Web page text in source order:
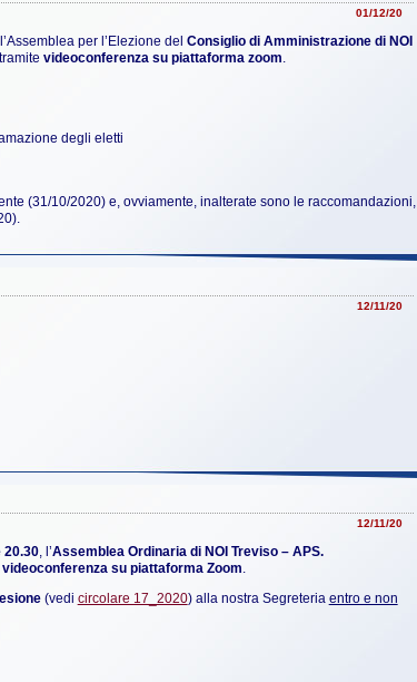
01/12/20
per l’Elezione del Consiglio di Amministrazione di NOI
videoconferenza su piattaforma zoom.
degli eletti
(31/10/2020) e, ovviamente, inalterate sono le raccomandazioni,
12/11/20
12/11/20
20.30, l’Assemblea Ordinaria di NOI Treviso – APS.
videoconferenza su piattaforma Zoom.
(vedi circolare 17_2020) alla nostra Segreteria entro e non